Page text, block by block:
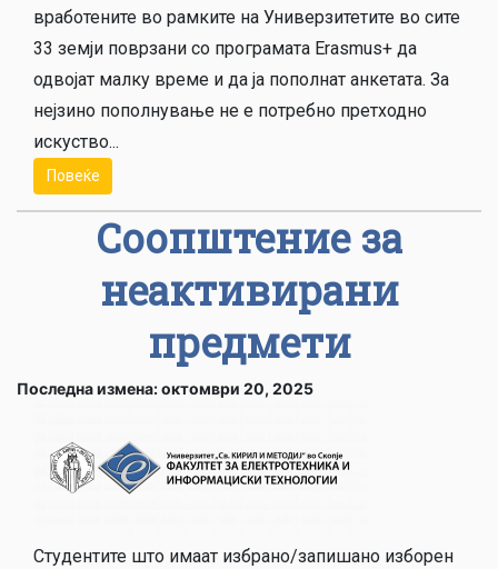
вработените во рамките на Универзитетите во сите
33 земји поврзани со програмата Erasmus+ да
одвојат малку време и да ја пополнат анкетата. За
нејзино пополнување не е потребно претходно
искуство...
Повеќе
Соопштение за
неактивирани
предмети
Последна измена: октомври 20, 2025
Студентите што имаат избрано/запишано изборен